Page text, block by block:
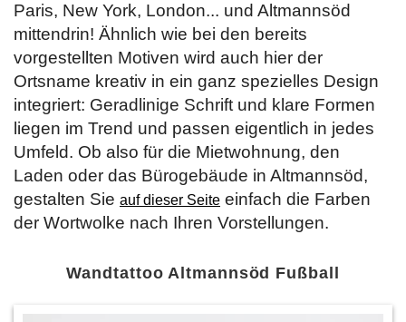
Paris, New York, London... und Altmannsöd
mittendrin! Ähnlich wie bei den bereits
vorgestellten Motiven wird auch hier der
Ortsname kreativ in ein ganz spezielles Design
integriert: Geradlinige Schrift und klare Formen
liegen im Trend und passen eigentlich in jedes
Umfeld. Ob also für die Mietwohnung, den
Laden oder das Bürogebäude in Altmannsöd,
gestalten Sie auf dieser Seite einfach die Farben
der Wortwolke nach Ihren Vorstellungen.
Wandtattoo Altmannsöd Fußball